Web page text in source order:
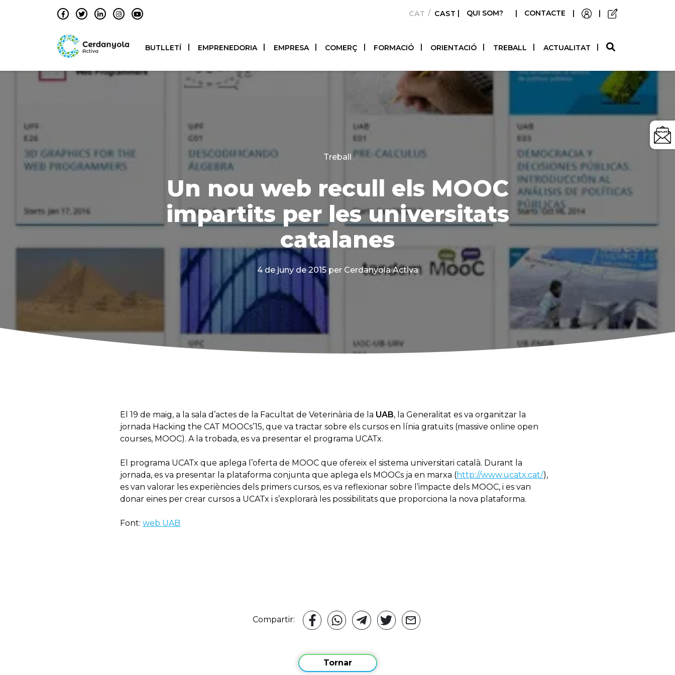
CATALÀCASTELLANO
| QUI SOM? | CONTACTE | |
BUTLLETÍ EMPRENEDORIA EMPRESA COMERÇ FORMACIÓ ORIENTACIÓ TREBALL ACTUALITAT
Categories
Treball
Un nou web recull els MOOC
impartits per les universitats
catalanes
4 de juny de 2015 per Cerdanyola Activa
El 19 de maig, a la sala d’actes de la Facultat de Veterinària de la UAB, la Generalitat es va organitzar la
jornada Hacking the CAT MOOCs’15, que va tractar sobre els cursos en línia gratuïts (massive online open
courses, MOOC). A la trobada, es va presentar el programa UCATx.
El programa UCATx que aplega l’oferta de MOOC que ofereix el sistema universitari català. Durant la
jornada, es va presentar la plataforma conjunta que aplega els MOOCs ja en marxa (http://www.ucatx.cat/),
es van valorar les experiències dels primers cursos, es va reflexionar sobre l’impacte dels MOOC, i es van
donar eines per crear cursos a UCATx i s’explorarà les possibilitats que proporciona la nova plataforma.
Font: web UAB
Compartir:
Tornar